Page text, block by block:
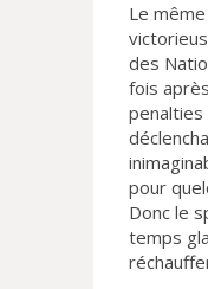
Le
des
fois
penalties
pour
Donc le
temps